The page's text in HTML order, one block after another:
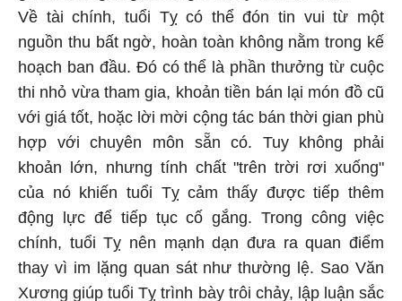
Về tài chính, tuổi Tỵ có thể đón tin vui từ một
nguồn thu bất ngờ, hoàn toàn không nằm trong kế
hoạch ban đầu. Đó có thể là phần thưởng từ cuộc
thi nhỏ vừa tham gia, khoản tiền bán lại món đồ cũ
với giá tốt, hoặc lời mời cộng tác bán thời gian phù
hợp với chuyên môn sẵn có. Tuy không phải
khoản lớn, nhưng tính chất "trên trời rơi xuống"
của nó khiến tuổi Tỵ cảm thấy được tiếp thêm
động lực để tiếp tục cố gắng. Trong công việc
chính, tuổi Tỵ nên mạnh dạn đưa ra quan điểm
thay vì im lặng quan sát như thường lệ. Sao Văn
Xương giúp tuổi Tỵ trình bày trôi chảy, lập luận sắc